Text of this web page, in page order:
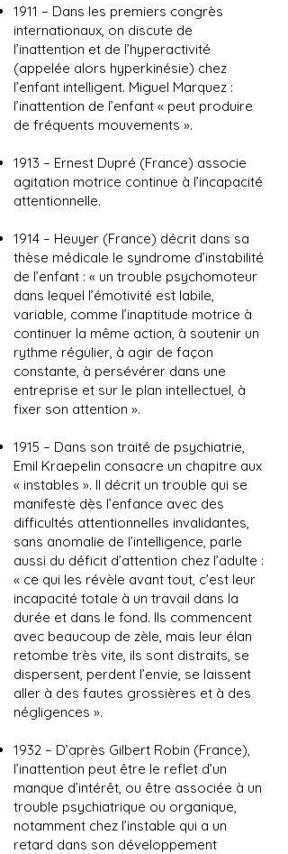
1911 – Dans les premiers congrès
internationaux, on discute de
l’inattention et de l’hyperactivité
(appelée alors hyperkinésie) chez
l’enfant intelligent. Miguel Marquez :
l’inattention de l’enfant « peut produire
de fréquents mouvements ».
1913 – Ernest Dupré (France) associe
agitation motrice continue à l’incapacité
attentionnelle.
1914 – Heuyer (France) décrit dans sa
thèse médicale le syndrome d’instabilité
de l’enfant : « un trouble psychomoteur
dans lequel l’émotivité est labile,
variable, comme l’inaptitude motrice à
continuer la même action, à soutenir un
rythme régulier, à agir de façon
constante, à persévérer dans une
entreprise et sur le plan intellectuel, à
fixer son attention ».
1915 – Dans son traité de psychiatrie,
Emil Kraepelin consacre un chapitre aux
« instables ». Il décrit un trouble qui se
manifeste dès l’enfance avec des
difficultés attentionnelles invalidantes,
sans anomalie de l’intelligence, parle
aussi du déficit d’attention chez l’adulte :
« ce qui les révèle avant tout, c’est leur
incapacité totale à un travail dans la
durée et dans le fond. Ils commencent
avec beaucoup de zèle, mais leur élan
retombe très vite, ils sont distraits, se
dispersent, perdent l’envie, se laissent
aller à des fautes grossières et à des
négligences ».
1932 – D’après Gilbert Robin (France),
l’inattention peut être le reflet d’un
manque d’intérêt, ou être associée à un
trouble psychiatrique ou organique,
notamment chez l’instable qui a un
retard dans son développement